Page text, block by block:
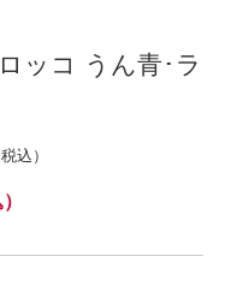
ッコ うん青･ラ
税込）